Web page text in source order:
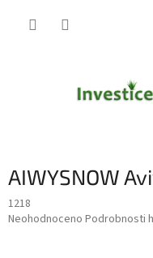
AIWYSNOW
1218
Průměrné
Neohodnoceno Podrobnosti